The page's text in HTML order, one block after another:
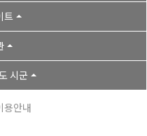
트
시군
용안내